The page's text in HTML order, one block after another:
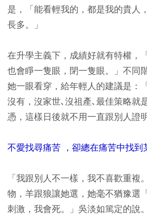
是，「能看輕我的，都是我的貴人
長多。」
在升學主義下，成績好就有特權，
也會睜一隻眼，閉一隻眼。」不同
她一眼看穿，給年輕人的建議是：
沒有，沒家世､沒祖產､最佳策略就
憑，這樣日後就不用一直跟別人證
不愛找尋痛苦 ，卻總在痛苦中找到
「我跟別人不一樣，我不喜歡重複
物，羊跟狼讓她選，她毫不猶豫選
刺激，我會死。」吳淡如篤定的說。